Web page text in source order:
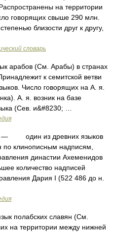
на территории
говорящих свыше 290 млн.
близости друг к другу,
словарь
(См. Арабы) в странах
к семитской ветви
Число говорящих на А. я.
А. я. возник на базе
(Сев. и&#8230; …
— один из древних языков
по клинописным надписям,
династии Ахеменидов
количество надписей
Дария I (522 486 до н.
славян (См.
на территории между нижней